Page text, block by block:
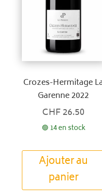
Crozes-Hermitage
Garenne 2022
CHF26.50
🟢 14 en stock
Ajouter au
panier